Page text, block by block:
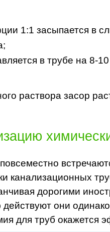
1:1 засыпается в
в трубе на 8-
раствора засор
канализационных
дорогими
действуют они
для труб окажется